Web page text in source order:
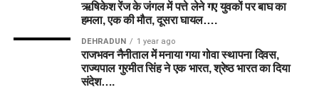
ऋषिकेश रेंज के जंगल में पत्ते लेने गए युवकों पर बाघ का
हमला, एक की मौत, दूसरा घायल….
DEHRADUN 1 year ago
राजभवन नैनीताल में मनाया गया गोवा स्थापना दिवस,
राज्यपाल गुरमीत सिंह ने एक भारत, श्रेष्ठ भारत का दिया
संदेश….